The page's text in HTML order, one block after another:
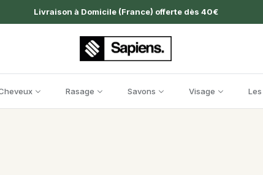
Livraison à Domicile (France) offerte dès 40€
Rasage Savons Visage